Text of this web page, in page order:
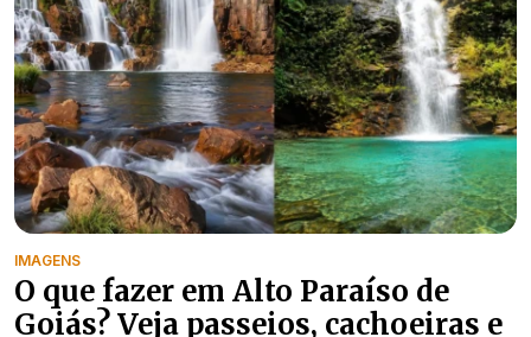
IMAGENS
O que fazer em Alto Paraíso de
Goiás? Veja passeios, cachoeiras e